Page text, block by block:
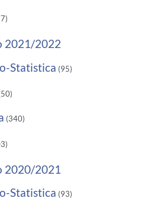
2021/2022
Statistica (95)
(340)
2020/2021
Statistica (93)